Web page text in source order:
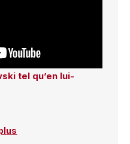
tel qu’en lui-